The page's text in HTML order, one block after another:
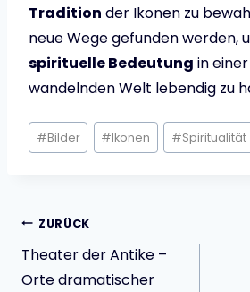
Tradition der Ikonen zu
neue Wege gefunden werden,
spirituelle Bedeutung in
wandelnden Welt lebendig zu
Schlagworte:
#Bilder #Ikonen #Spiritualität
ZURÜCK
Theater der Antike –
Orte dramatischer